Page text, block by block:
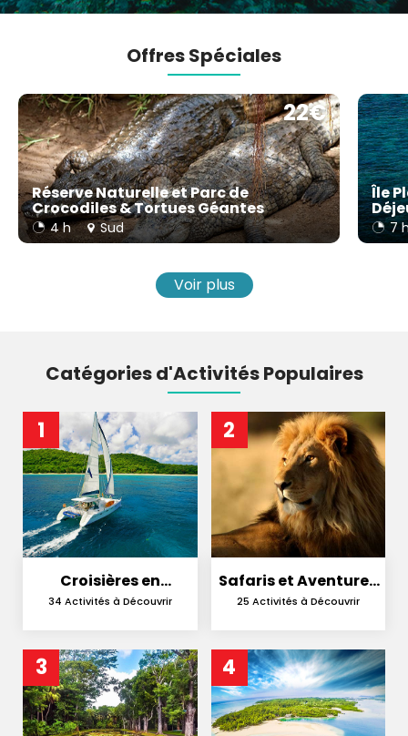
Offres Spéciales
22€
Réserve Naturelle et Parc de
Crocodiles & Tortues Géantes
4 h Sud
Île
7
Voir plus
Catégories d'Activités Populaires
1
Croisières en
Catamaran
34 Activités à Découvrir
2
Safaris et Aventures
en Nature
25 Activités à Découvrir
3 4